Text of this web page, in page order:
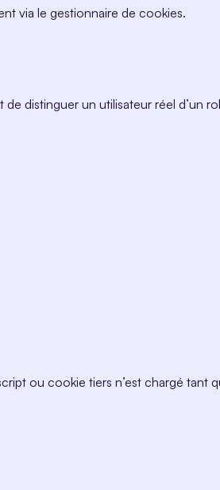
via le gestionnaire de cookies.
distinguer un utilisateur réel d’un
ou cookie tiers n’est chargé tant